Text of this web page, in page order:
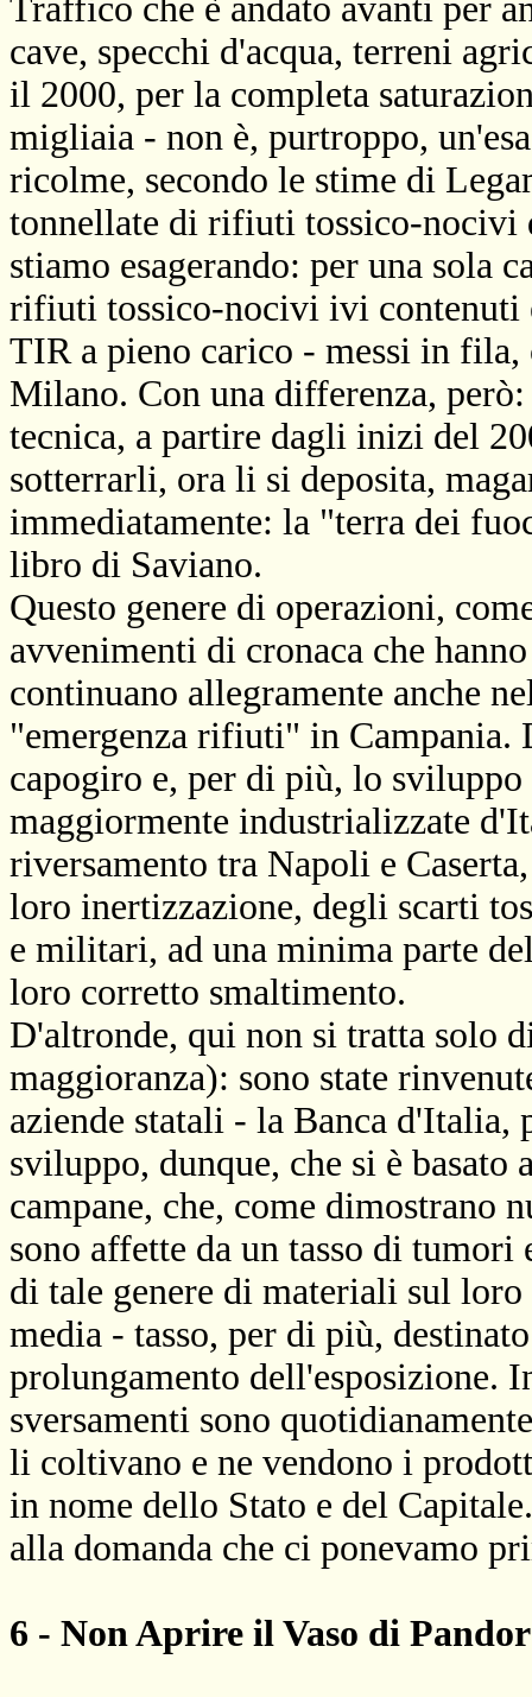
Traffico che è andato avanti per
cave, specchi d'acqua, terreni
il 2000, per la completa
migliaia - non è, purtroppo,
ricolme, secondo le stime di
tonnellate di rifiuti tossico-nocivi
stiamo esagerando: per una sola
rifiuti tossico-nocivi ivi contenuti
TIR a pieno carico - messi in
Milano. Con una differenza,
tecnica, a partire dagli inizi del
sotterrarli, ora li si deposita,
immediatamente: la "terra dei
libro di Saviano.
Questo genere di operazioni,
avvenimenti di cronaca che
continuano allegramente anche
"emergenza rifiuti" in
capogiro e, per di più, lo
maggiormente industrializzate
riversamento tra Napoli e
loro inertizzazione, degli scarti
e militari, ad una minima parte
loro corretto smaltimento.
D'altronde, qui non si tratta solo
maggioranza): sono state
aziende statali - la Banca
sviluppo, dunque, che si è
campane, che, come dimostrano
sono affette da un tasso di
di tale genere di materiali sul
media - tasso, per di più,
prolungamento
sversamenti sono
li coltivano e ne vendono i
in nome dello Stato e del
alla domanda che ci ponevamo
6 - Non Aprire il Vaso di